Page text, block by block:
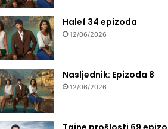
Halef 34 epizoda
12/06/2026
Nasljednik: Epizoda 8
12/06/2026